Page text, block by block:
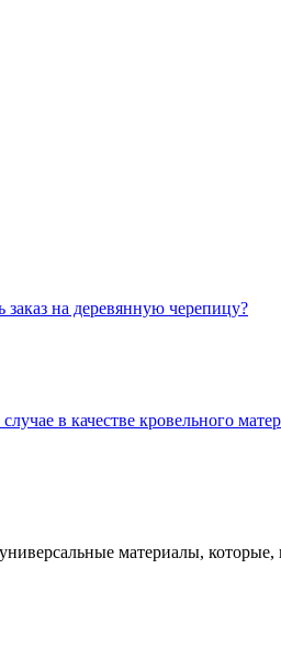
на деревянную черепицу?
в качестве кровельного
материалы,